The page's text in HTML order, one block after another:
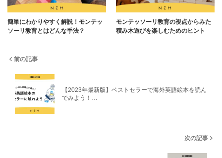
簡単にわかりやすく解説！モンテッ
ソーリ教育とはどんな手法？
モンテッソーリ教育の視点からみた
積み木遊びを楽しむためのヒント
前の記事
【2023年最新版】ベストセラーで海外英語絵本を読ん
でみよう！…
次の記事